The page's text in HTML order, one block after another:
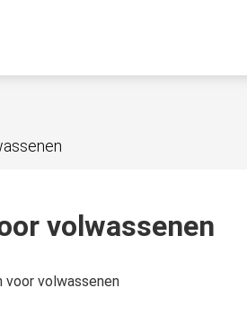
volwassenen
voor volwassenen